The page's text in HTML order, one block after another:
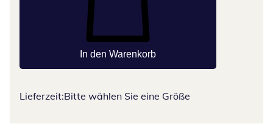
In den Warenkorb
Lieferzeit:Bitte wählen Sie eine Größe